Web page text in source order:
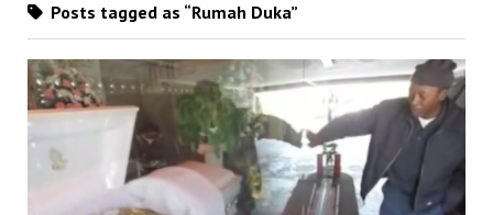
Posts tagged as “Rumah Duka”